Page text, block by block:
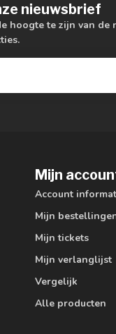
nieuwsbrief
hoogte te zijn van de
Mijn
Account
Mijn
Mijn tickets
Mijn verlanglijst
Vergelijk
Alle producten